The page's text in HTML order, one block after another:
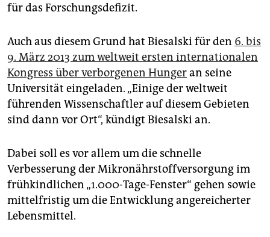
für das Forschungsdefizit.
Auch aus diesem Grund hat Biesalski für den 6. bis
9. März 2013 zum weltweit ersten internationalen
Kongress über verborgenen Hungeran seine
Universität eingeladen. „Einige der weltweit
führenden Wissenschaftler auf diesem Gebieten
sind dann vor Ort“, kündigt Biesalski an.
Dabei soll es vor allem um die schnelle
Verbesserung der Mikronährstoffversorgung im
frühkindlichen „1.000-Tage-Fenster“ gehen sowie
mittelfristig um die Entwicklung angereicherter
Lebensmittel.